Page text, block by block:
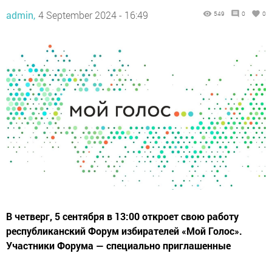
admin, 4 September 2024 - 16:49 549 0 0
В четверг, 5 сентября в 13:00 откроет свою работу
республиканский Форум избирателей «Мой Голос».
Участники Форума — специально приглашенные